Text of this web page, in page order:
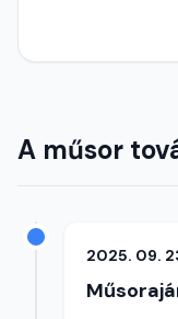
A műsor
2025. 09.